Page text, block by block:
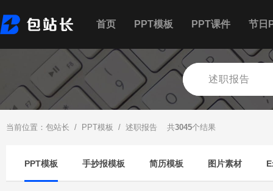
首页 PPT模板 PPT课件 节日
当前位置： 包站长 / PPT模板 / 述职报告 共3045个结果
PPT模板 手抄报模板 简历模板 图片素材